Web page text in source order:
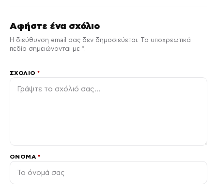
Αφήστε ένα σχόλιο
Η διεύθυνση email σας δεν δημοσιεύεται. Τα υποχρεωτικά
πεδία σημειώνονται με *.
ΣΧΌΛΙΟ*
ΌΝΟΜΑ *